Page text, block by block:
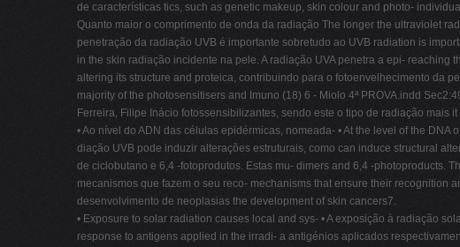
de características tics, such as genetic makeup, skin colour and photo-
Quanto maior o comprimento de onda da radiação The longer the ultraviolet
penetração da radiação UVB é importante sobretudo ao UVB radiation is
in the skin radiação incidente na pele. A radiação UVA penetra a epi-
altering its structure and proteica, contribuindo para o fotoenvelhecimento da
majority of the photosensitisers and Imuno (18) 6 - Miolo 4ª PROVA.indd
Ferreira, Filipe Inácio fotossensibilizantes, sendo este o tipo de radiação
• Ao nível do ADN das células epidérmicas, nomeada- • At the level of the
diação UVB pode induzir alterações estruturais, como can induce structural
de ciclobutano e 6,4 -fotoprodutos. Estas mu- dimers and 6,4 -photoproducts.
mecanismos que fazem o seu reco- mechanisms that ensure their recognition
desenvolvimento de neoplasias the development of skin cancers7.
• Exposure to solar radiation causes local and sys- • A exposição à radiação
response to antigens applied in the irradi- a antigénios aplicados